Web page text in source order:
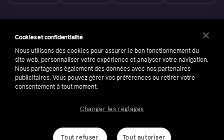
number: 556737-0431
Cookies et confidentialité
Nous utilisons des cookies pour assurer le bon fonctionnement du
site web, personnaliser votre expérience et analyser votre navigation.
Nous partageons également des données avec nos partenaires
publicitaires. Vous pouvez gérer vos préférences ou retirer votre
consentement à tout moment.
Tout refuser Tout autoriser
Changer les réglages